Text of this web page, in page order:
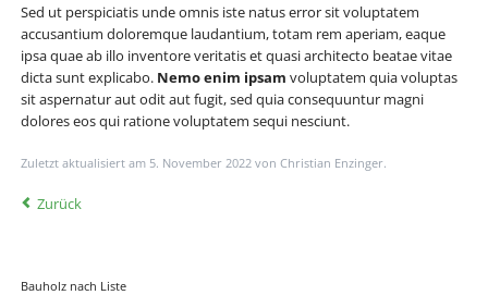
Sed ut perspiciatis unde omnis iste natus error sit voluptatem
accusantium doloremque laudantium, totam rem aperiam, eaque
ipsa quae ab illo inventore veritatis et quasi architecto beatae vitae
dicta sunt explicabo. Nemo enim ipsam voluptatem quia voluptas
sit aspernatur aut odit aut fugit, sed quia consequuntur magni
dolores eos qui ratione voluptatem sequi nesciunt.
Zuletzt aktualisiert am 5. November 2022 von Christian Enzinger.
Zurück
Bauholz nach Liste